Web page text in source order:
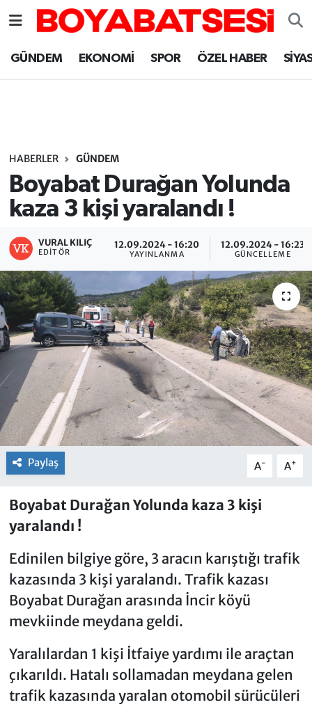
GÜNDEM EKONOMİ SPOR ÖZEL HABER
HABERLER GÜNDEM
Boyabat Durağan Yolunda
kaza 3 kişi yaralandı !
VURAL KILIÇ
EDITÖR
12.09.2024 - 16:20
YAYINLANMA
12.09.2024 - 16:23
GÜNCELLEME
Paylaş A- A+
Boyabat Durağan Yolunda kaza 3 kişi
yaralandı !
Edinilen bilgiye göre, 3 aracın karıştığı trafik
kazasında 3 kişi yaralandı. Trafik kazası
Boyabat Durağan arasında İncir köyü
mevkiinde meydana geldi.
Yaralılardan 1 kişi İtfaiye yardımı ile araçtan
çıkarıldı. Hatalı sollamadan meydana gelen
trafik kazasında yaralan otomobil sürücüleri
Sinop Nöbetçi Eczaneler
Sinop Trafik Yoğunluk Haritası
Süper Lig Puan Durumu ve Fikstür
Haber Arşivi